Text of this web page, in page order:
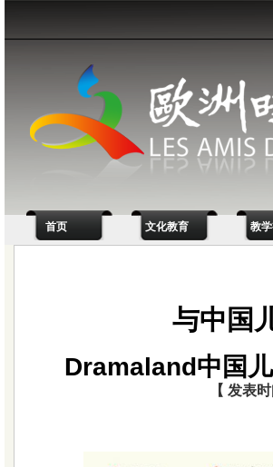
首页 文化教育 教
与中国
Dramaland中国
【 发表